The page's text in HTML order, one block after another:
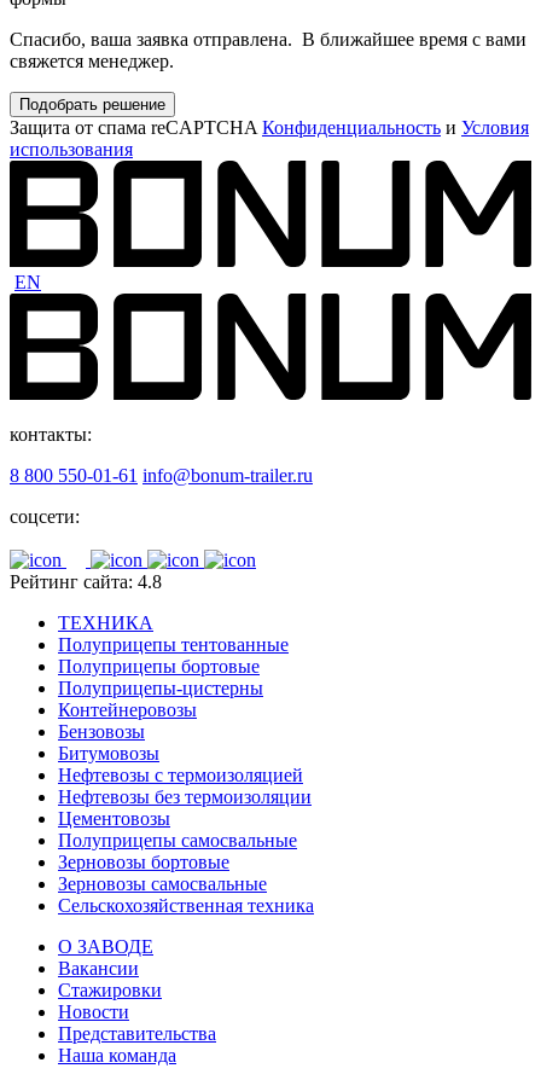
Спасибо, ваша заявка отправлена. В ближайшее время с вами
свяжется менеджер.
Подобрать решение
Защита от спама reCAPTCHA Конфиденциальность и Условия
использования
EN
контакты:
8 800 550-01-61 info@bonum-trailer.ru
соцсети:
Рейтинг сайта: 4.8
ТЕХНИКА
Полуприцепы тентованные
Полуприцепы бортовые
Полуприцепы-цистерны
Контейнеровозы
Бензовозы
Битумовозы
Нефтевозы с термоизоляцией
Нефтевозы без термоизоляции
Цементовозы
Полуприцепы самосвальные
Зерновозы бортовые
Зерновозы самосвальные
Сельскохозяйственная техника
О ЗАВОДЕ
Вакансии
Стажировки
Новости
Представительства
Наша команда